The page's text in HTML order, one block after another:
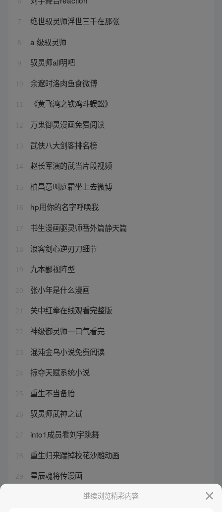
7 绝世驭灵师浮世三千在那张
8 a 级驭灵师
9 驭灵师all明吧
10 余邃时洛肉鱼食微博
《黄飞鸿之铁鸡斗蜈蚣》
12 万鬼御灵漫画免费阅读
13 武侠八大剑客排名榜
14 赵长军演的武当片段视频
15 柏昌意叫庭霜坐上去微博
16 hp用你的名字呼唤我
17 书生漫画驱灵师番外篇静天篇
18 浪客剑心逆刃刀细节
19 九本鄙视阵型
20 张小年是什么漫画
21 关中红拳在线观看完整版
22 神级御灵师一口气看完
23 混沌金乌小说免费阅读
24 掠夺天赋系统小说
25 重生不当备胎
26 驭灵师武神之试
27 into1成员看刘宇跳舞
28 重生归来踹掉校花沙雕动画
29 星辰魂将传漫画
神豪开局万万亿零花钱视频全集
继续浏览精彩内容